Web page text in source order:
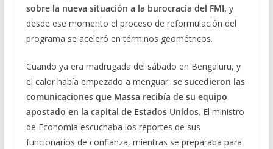
sobre la nueva situación a la burocracia del FMI, y
desde ese momento el proceso de reformulación del
programa se aceleró en términos geométricos.
Cuando ya era madrugada del sábado en Bengaluru, y
el calor había empezado a menguar, se sucedieron las
comunicaciones que Massa recibía de su equipo
apostado en la capital de Estados Unidos. El ministro
de Economía escuchaba los reportes de sus
funcionarios de confianza, mientras se preparaba para